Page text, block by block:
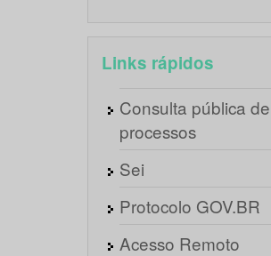
Links rápidos
Consulta pública de
processos
Sei
Protocolo GOV.BR
Acesso Remoto